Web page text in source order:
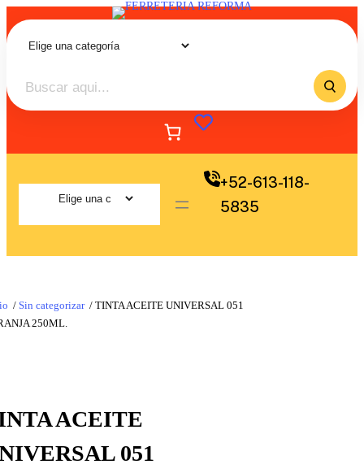
+52-613-118-
5835
/ Sin categorizar / TINTA ACEITE UNIVERSAL 051
250ML.
ACEITE
051